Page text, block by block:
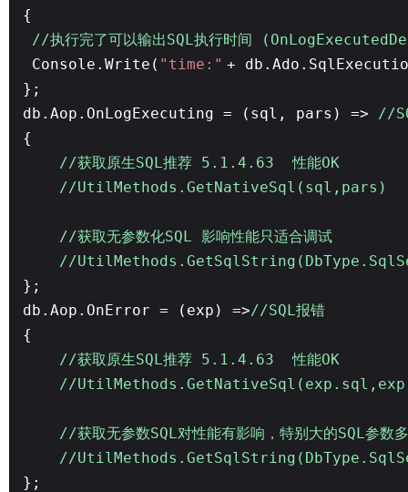
{
//执行完了可以输出SQL执行时间
Console.Write( "time:" +
};
db.Aop.OnLogExecuting = (sql, pars) => //
{
//获取原生SQL推荐 5.1.4.63 性能OK
//UtilMethods.GetNativeSql(sql,pars)
//获取无参数化SQL 影响性能只适合调试
//
};
db.Aop.OnError = (exp) =>//SQL报错
{
//获取原生SQL推荐 5.1.4.63 性能OK
//
//获取无参数SQL对性能有影响，特别大的SQL参数
//
};